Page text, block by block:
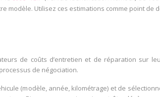
modèle. Utilisez ces estimations comme point de
de coûts d’entretien et de réparation sur
de négociation.
(modèle, année, kilométrage) et de